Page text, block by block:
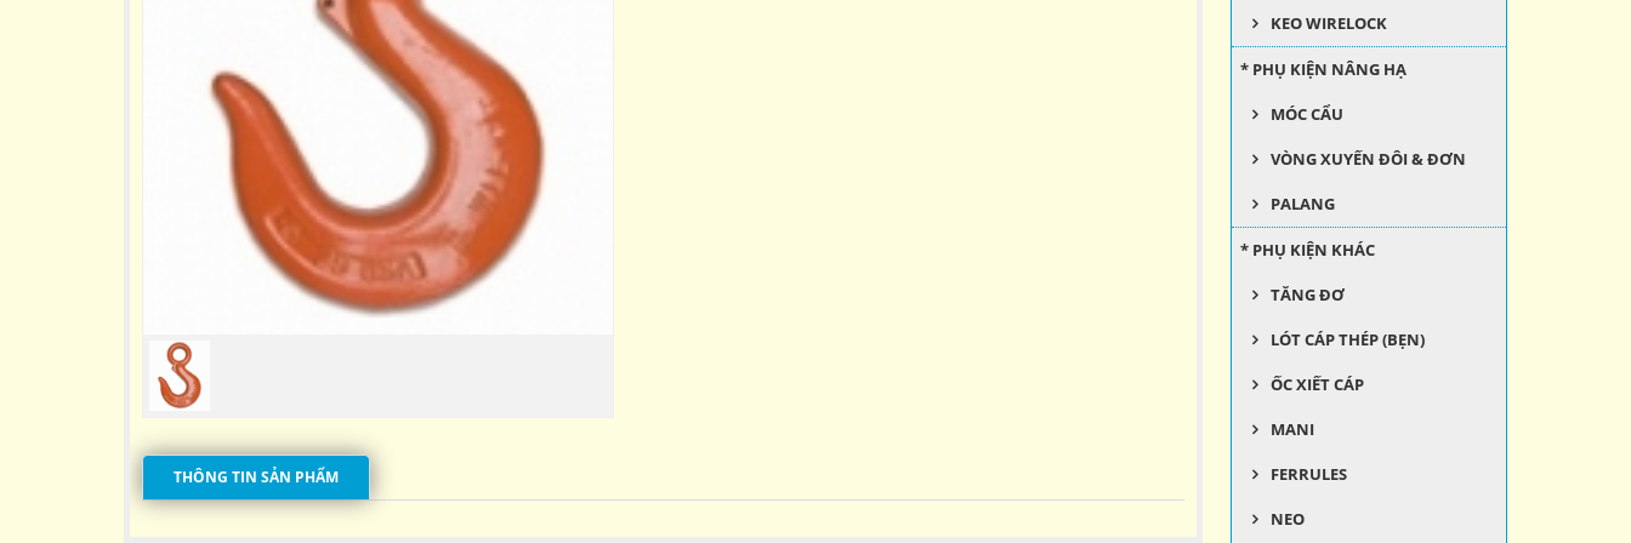
THÔNG TIN SẢN PHẨM
KEO WIRELOCK
* PHỤ KIỆN NÂNG HẠ
MÓC CẨU
VÒNG XUYẾN ĐÔI & ĐƠN
PALANG
* PHỤ KIỆN KHÁC
TĂNG ĐƠ
LÓT CÁP THÉP (BẸN)
ỐC XIẾT CÁP
MANI
FERRULES
NEO